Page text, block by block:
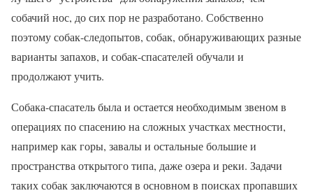
собачий нос, до сих пор не разработано. Собственно
поэтому собак-следопытов, собак, обнаруживающих разные
варианты запахов, и собак-спасателей обучали и
продолжают учить.
Собака-спасатель была и остается необходимым звеном в
операциях по спасению на сложных участках местности,
например как горы, завалы и остальные большие и
пространства открытого типа, даже озера и реки. Задачи
таких собак заключаются в основном в поисках пропавших